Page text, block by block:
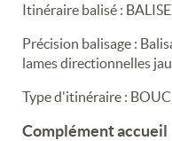
Itinéraire balisé : BALISE
Précision balisage :
lames directionnelles
Type d'itinéraire :
Complément accueil